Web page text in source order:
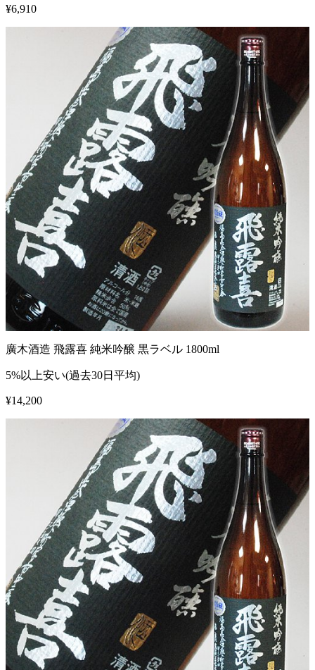
¥6,910
廣木酒造 飛露喜 純米吟醸 黒ラベル 1800ml
5%以上安い(過去30日平均)
¥14,200